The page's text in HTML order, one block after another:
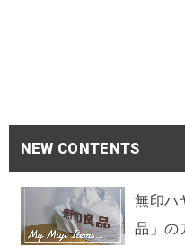
NEW CONTENTS
無印ハ
品」の